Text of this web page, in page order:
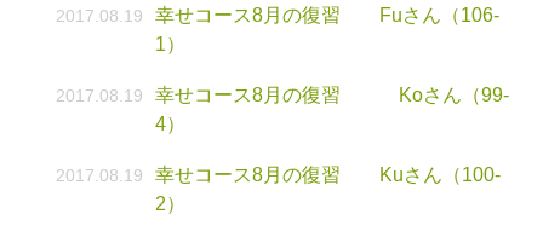
2017.08.19
幸せコース8月の復習 Fuさん（106-
1）
2017.08.19
幸せコース8月の復習 Koさん（99-
4）
2017.08.19
幸せコース8月の復習 Kuさん（100-
2）